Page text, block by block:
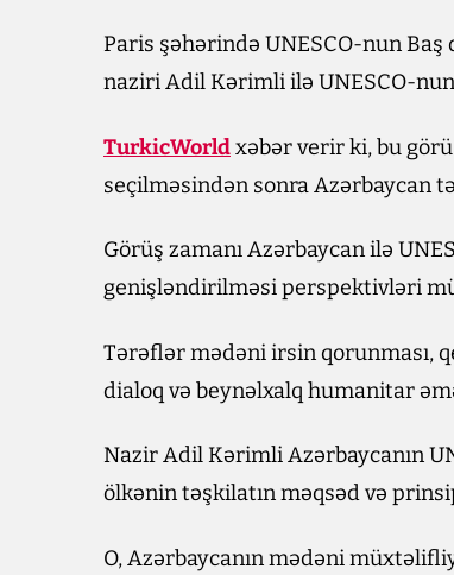
Paris şəhərində UNESCO-nun Baş
naziri Adil Kərimli ilə UNESCO-
TurkicWorldxəbər verir ki, bu
seçilməsindən sonra Azərbaycan
Görüş zamanı Azərbaycan ilə
genişləndirilməsi perspektivləri
Tərəflər mədəni irsin qorunması,
dialoq və beynəlxalq humanitar
Nazir Adil Kərimli Azərbaycanın
ölkənin təşkilatın məqsəd və
O, Azərbaycanın mədəni